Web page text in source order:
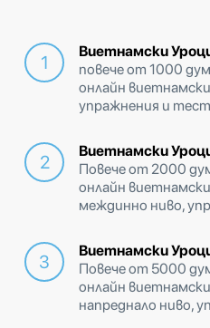
Виетнамски
повече от 1000
онлайн
упражнения и
Виетнамски
Повече от 2000
онлайн
междинно ниво,
Виетнамски
Повече от 5000
онлайн
напреднало ниво,